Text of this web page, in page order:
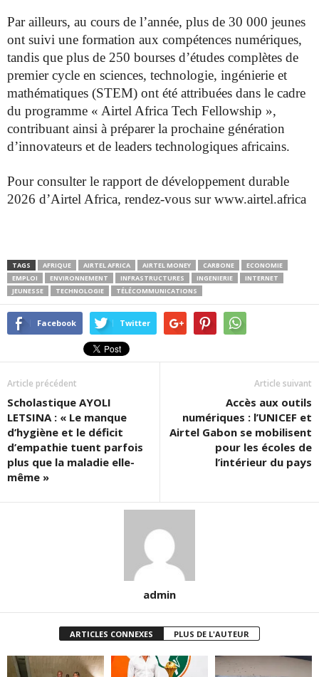
Par ailleurs, au cours de l’année, plus de 30 000 jeunes
ont suivi une formation aux compétences numériques,
tandis que plus de 250 bourses d’études complètes de
premier cycle en sciences, technologie, ingénierie et
mathématiques (STEM) ont été attribuées dans le cadre
du programme « Airtel Africa Tech Fellowship »,
contribuant ainsi à préparer la prochaine génération
d’innovateurs et de leaders technologiques africains.
Pour consulter le rapport de développement durable
2026 d’Airtel Africa, rendez-vous sur www.airtel.africa
TAGS AFRIQUE AIRTEL AFRICA AIRTEL MONEY CARBONE
ECONOMIE
EMPLOI
ENVIRONNEMENT INFRASTRUCTURES INGENIERIE
INTERNET
JEUNESSE
TECHNOLOGIE TÉLÉCOMMUNICATIONS
Facebook Twitter
Article précédent
Scholastique AYOLI
LETSINA : « Le manque
d’hygiène et le déficit
d’empathie tuent parfois
plus que la maladie elle-
même »
Article suivant
Accès aux outils
numériques : l’UNICEF et
Airtel Gabon se mobilisent
pour les écoles de
l’intérieur du pays
admin
ARTICLES CONNEXES PLUS DE L'AUTEUR